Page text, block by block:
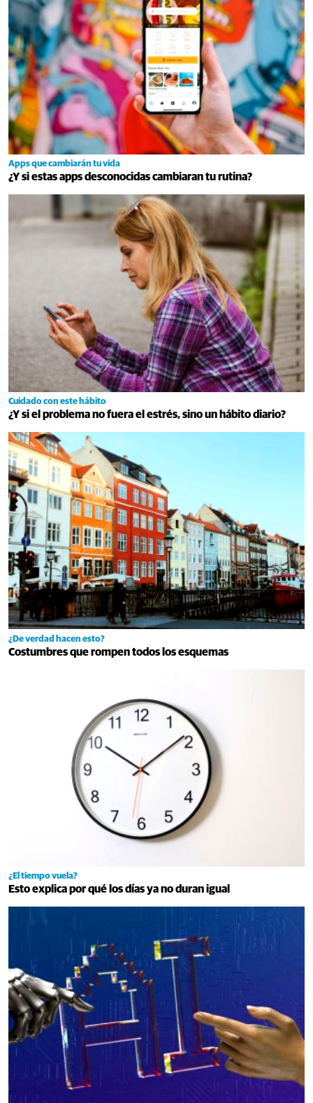
Apps que cambiarán tu vida
¿Y si estas apps desconocidas cambiaran tu rutina?
Cuidado con este hábito
¿Y si el problema no fuera el estrés, sino un hábito diario?
¿De verdad hacen esto?
Costumbres que rompen todos los esquemas
¿El tiempo vuela?
Esto explica por qué los días ya no duran igual